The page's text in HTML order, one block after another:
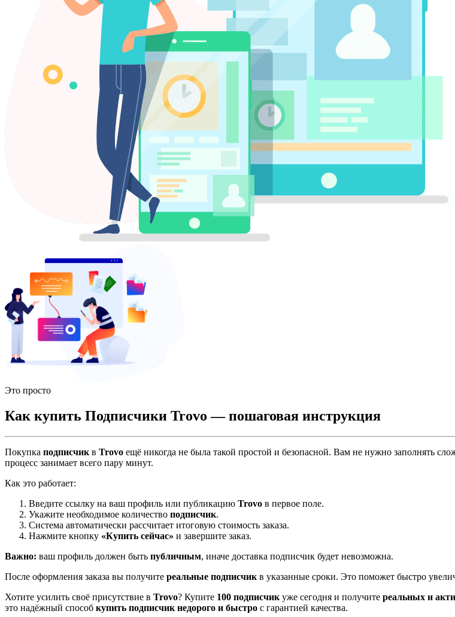
Это просто
Как купить Подписчики Trovo — пошаговая инструкция
Покупка подписчик в Trovo ещё никогда не была такой простой и безопасной. Вам не нужно заполнять
процесс занимает всего пару минут.
Как это работает:
Введите ссылку на ваш профиль или публикацию Trovo в первое поле.
Укажите необходимое количество подписчик.
Система автоматически рассчитает итоговую стоимость заказа.
Нажмите кнопку «Купить сейчас» и завершите заказ.
Важно: ваш профиль должен быть публичным, иначе доставка подписчик будет невозможна.
После оформления заказа вы получите реальные подписчик в указанные сроки. Это поможет быстро
Хотите усилить своё присутствие в Trovo? Купите 100 подписчик уже сегодня и получите реальных и
это надёжный способ купить подписчик недорого и быстро с гарантией качества.